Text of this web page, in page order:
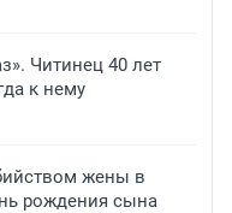
Читинец 40 лет
к нему
жены в
рождения сына